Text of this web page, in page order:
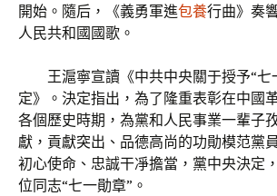
開始。隨后，《義勇軍進包養行曲》奏
人民共和國國歌。
王滬寧宣讀《中共中央關于授予“七
定》。決定指出，為了隆重表彰在中國
各個歷史時期，為黨和人民事業一輩子
獻，貢獻突出、品德高尚的功勛模范黨
初心使命、忠誠干凈擔當，黨中央決定
位同志“七一勛章”。